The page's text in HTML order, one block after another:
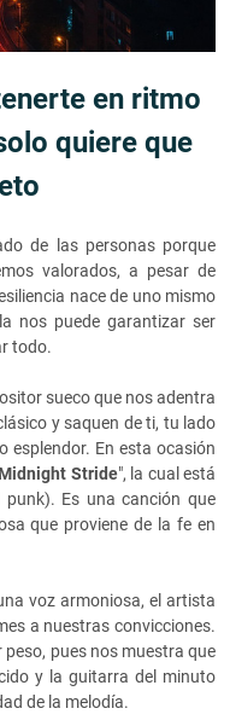
en ritmo
quiere que
de las personas porque
valorados, a pesar de
nace de uno mismo
nos puede garantizar ser
todo.
sueco que nos adentra
y saquen de ti, tu lado
esplendor. En esta ocasión
Midnight Stride", la cual está
Es una canción que
que proviene de la fe en
voz armoniosa, el artista
a nuestras convicciones.
peso, pues nos muestra que
y la guitarra del minuto
de la melodía.